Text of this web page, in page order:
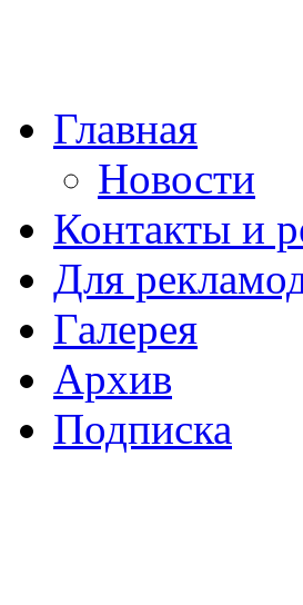
Главная
Новости
Контакты и
Для
Галерея
Архив
Подписка